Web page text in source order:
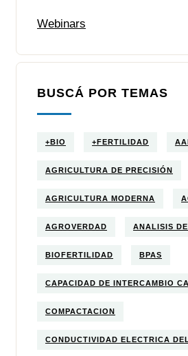
Webinars
BUSCÁ POR TEMAS
+BIO +FERTILIDAD
AGRICULTURA DE PRECISIÓN
AGRICULTURA MODERNA
AGROVERDAD ANALISIS
BIOFERTILIDAD BPAS
CAPACIDAD DE INTERCAMBIO
COMPACTACION
CONDUCTIVIDAD ELECTRICA